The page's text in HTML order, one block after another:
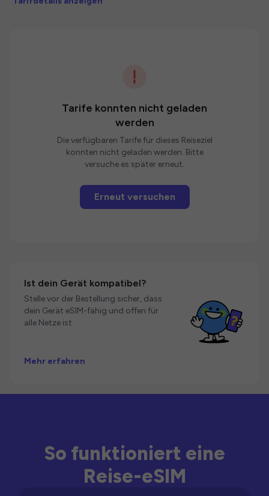
Tarife konnten nicht geladen
werden
Die verfügbaren Tarife für dieses Reiseziel
konnten nicht geladen werden. Bitte
versuche es später erneut.
Erneut versuchen
Ist dein Gerät kompatibel?
Stelle vor der Bestellung sicher, dass
dein Gerät eSIM-fähig und offen für
alle Netze ist.
Mehr erfahren
So funktioniert eine
Reise-eSIM